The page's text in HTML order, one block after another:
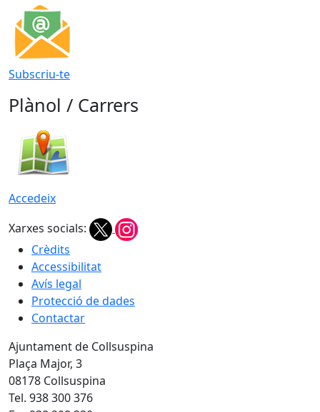
Subscriu-te
Plànol / Carrers
Accedeix
Xarxes socials:
Crèdits
Accessibilitat
Avís legal
Protecció de dades
Contactar
Ajuntament de Collsuspina
Plaça Major, 3
08178 Collsuspina
Tel. 938 300 376